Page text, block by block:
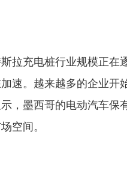
拉充电桩行业规模正在
速。越来越多的企业开
，墨西哥的电动汽车保
空间。